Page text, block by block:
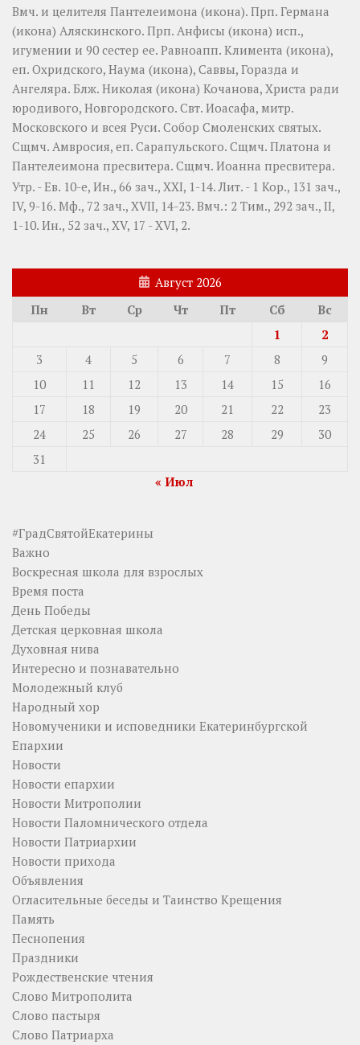
Вмч. и целителя Пантелеимона (икона). Прп. Германа
(икона) Аляскинского. Прп. Анфисы (икона) исп.,
игумении и 90 сестер ее. Равноапп. Климента (икона),
еп. Охридского, Наума (икона), Саввы, Горазда и
Ангеляра. Блж. Николая (икона) Кочанова, Христа ради
юродивого, Новгородского. Свт. Иоасафа, митр.
Московского и всея Руси. Собор Смоленских святых.
Сщмч. Амвросия, еп. Сарапульского. Сщмч. Платона и
Пантелеимона пресвитера. Сщмч. Иоанна пресвитера.
Утр. - Ев. 10-е, Ин., 66 зач., XXI, 1-14.Лит. - 1 Кор., 131 зач.,
IV, 9-16. Мф., 72 зач., XVII, 14-23. Вмч.: 2 Тим., 292 зач., II,
1-10. Ин., 52 зач., XV, 17 - XVI, 2.
Август 2026
Пн
Вт Ср Чт Пт Сб
Вс
1
2
3
4 5 6 7 8
9
10
11 12 13 14 15
16
17
18 19 20 21 22
23
24
25 26 27 28 29
30
31
« Июл
#ГрадСвятойЕкатерины
Важно
Воскресная школа для взрослых
Время поста
День Победы
Детская церковная школа
Духовная нива
Интересно и познавательно
Молодежный клуб
Народный хор
Новомученики и исповедники Екатеринбургской
Епархии
Новости
Новости епархии
Новости Митрополии
Новости Паломнического отдела
Новости Патриархии
Новости прихода
Объявления
Огласительные беседы и Таинство Крещения
Память
Песнопения
Праздники
Рождественские чтения
Слово Митрополита
Слово пастыря
Слово Патриарха